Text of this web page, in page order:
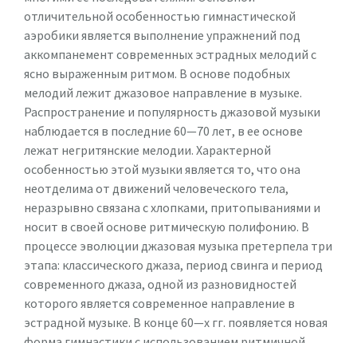
отличительной особенностью гимнастической
аэробики является выполнение упражнений под
аккомпанемент современных эстрадных мелодий с
ясно выраженным ритмом. В основе подобных
мелодий лежит джазовое направление в музыке.
Распространение и популярность джазовой музыки
наблюдается в последние 60—70 лет, в ее основе
лежат негритянские мелодии. Характерной
особенностью этой музыки является то, что она
неотделима от движений человеческого тела,
неразрывно связана с хлопками, притопываниями и
носит в своей основе ритмическую полифонию. В
процессе эволюции джазовая музыка претерпела три
этапа: классического джаза, период свинга и период
современного джаза, одной из разновидностей
которого является современное направление в
эстрадной музыке. В конце 60—х гг. появляется новая